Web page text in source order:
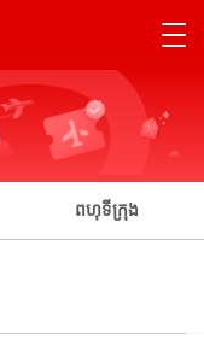
ពហុទីក្រុង